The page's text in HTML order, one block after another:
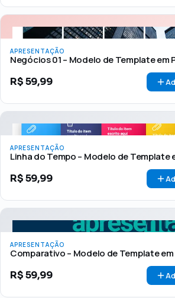
APRESENTAÇÃO
Negócios 01 – Modelo de Template em
R$59,99
APRESENTAÇÃO
Linha do Tempo – Modelo de Template
R$59,99
APRESENTAÇÃO
Comparativo – Modelo de Template
R$59,99